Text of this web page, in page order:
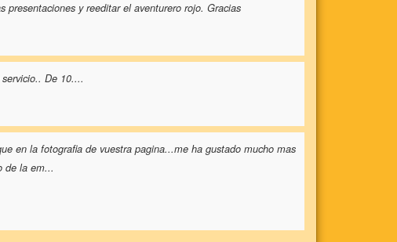
y reeditar el aventurero rojo. Gracias
De 10....
en la fotografia de vuestra pagina...me ha gustado mucho mas
de la em...